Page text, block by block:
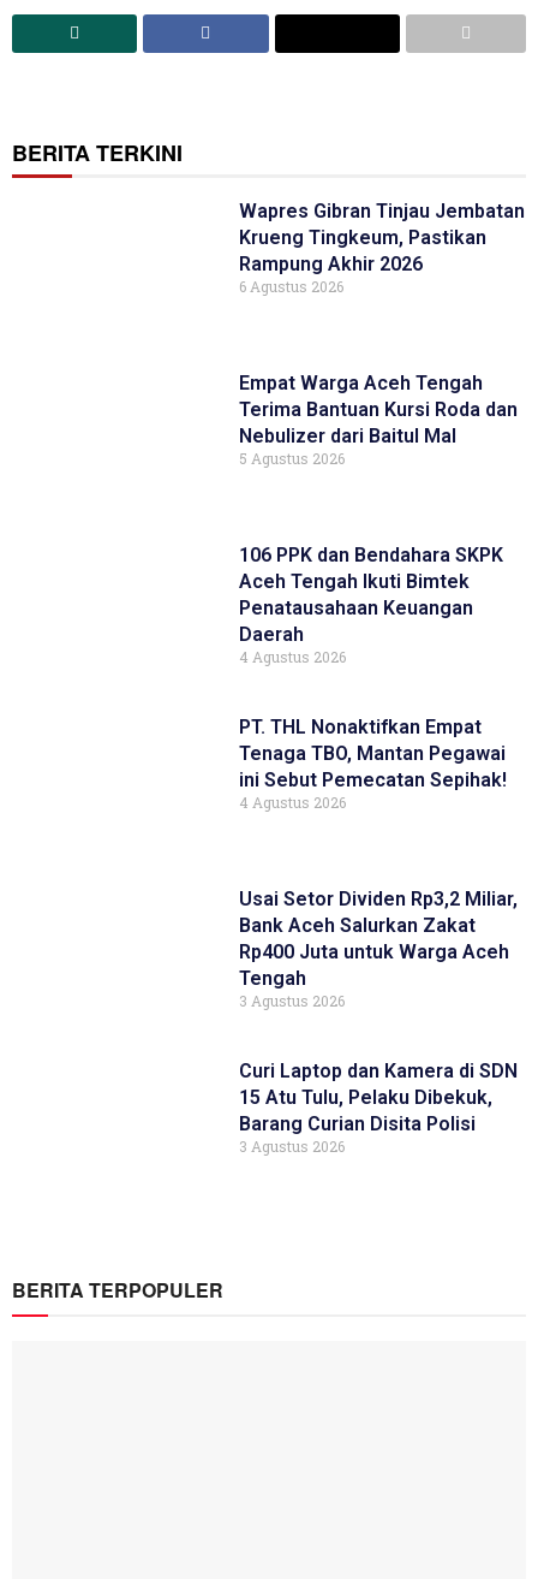
BERITA TERKINI
Wapres Gibran Tinjau Jembatan
Krueng Tingkeum, Pastikan
Rampung Akhir 2026
6 Agustus 2026
Empat Warga Aceh Tengah
Terima Bantuan Kursi Roda dan
Nebulizer dari Baitul Mal
5 Agustus 2026
106 PPK dan Bendahara SKPK
Aceh Tengah Ikuti Bimtek
Penatausahaan Keuangan
Daerah
4 Agustus 2026
PT. THL Nonaktifkan Empat
Tenaga TBO, Mantan Pegawai
ini Sebut Pemecatan Sepihak!
4 Agustus 2026
Usai Setor Dividen Rp3,2 Miliar,
Bank Aceh Salurkan Zakat
Rp400 Juta untuk Warga Aceh
Tengah
3 Agustus 2026
Curi Laptop dan Kamera di SDN
15 Atu Tulu, Pelaku Dibekuk,
Barang Curian Disita Polisi
3 Agustus 2026
BERITA TERPOPULER